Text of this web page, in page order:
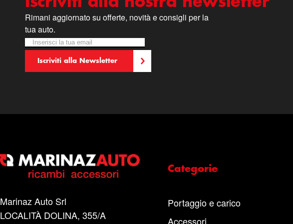
Rimani aggiornato su offerte, novità e consigli per la
tua auto.
Newsletter
Iscriviti alla nostra Newsletter:
Iscriviti alla Newsletter
Marinaz Auto Srl
LOCALITÀ DOLINA, 355/A
Categorie
Portaggio e carico
Accessori